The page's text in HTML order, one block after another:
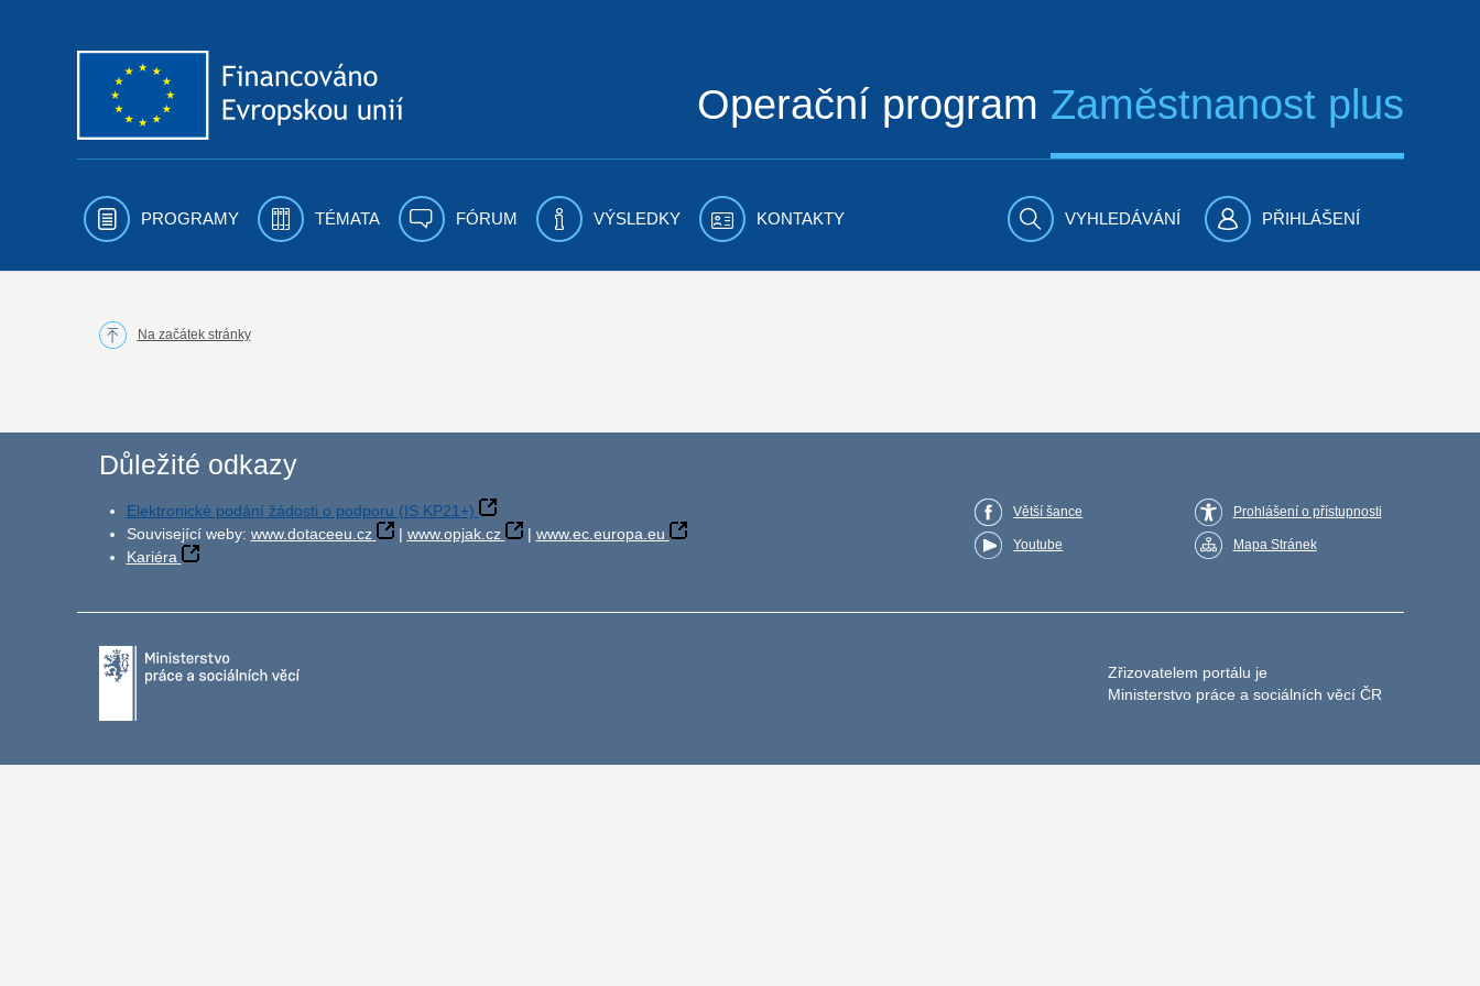
Operační program Zaměstnanost plus
PROGRAMY TÉMATA FÓRUM VÝSLEDKY KONTAKTY VYHLEDÁVÁNÍ PŘIHLÁŠENÍ
Na začátek stránky
Důležité odkazy
Elektronické podání žádosti o podporu (IS KP21+)
Související weby: www.dotaceeu.cz | www.opjak.cz | www.ec.europa.eu
Kariéra
Větší šance
Youtube
Prohlášení o přístupnosti
Mapa Stránek
Zřizovatelem portálu je
Ministerstvo práce a sociálních věcí ČR